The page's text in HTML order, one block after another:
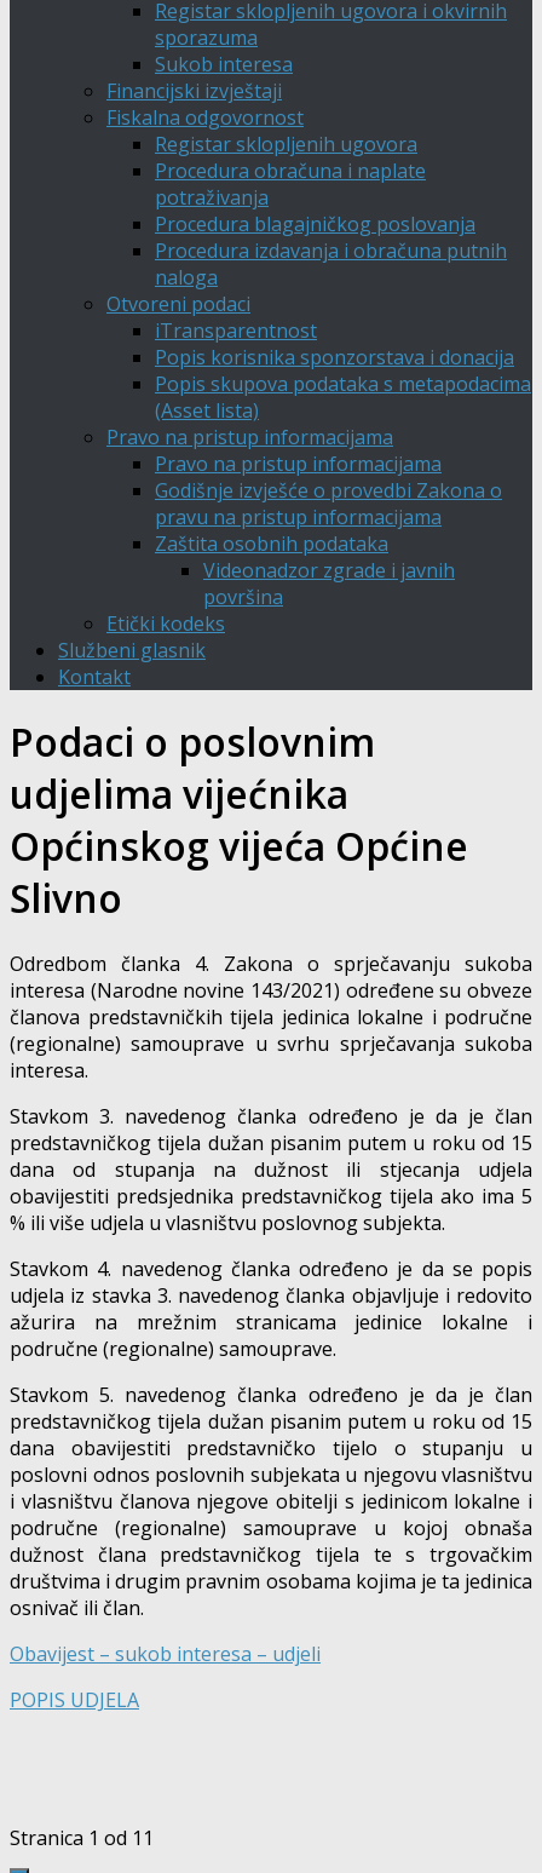
Registar sklopljenih ugovora i okvirnih
sporazuma
Sukob interesa
Financijski izvještaji
Fiskalna odgovornost
Registar sklopljenih ugovora
Procedura obračuna i naplate
potraživanja
Procedura blagajničkog poslovanja
Procedura izdavanja i obračuna putnih
naloga
Otvoreni podaci
iTransparentnost
Popis korisnika sponzorstava i donacija
Popis skupova podataka s metapodacima
(Asset lista)
Pravo na pristup informacijama
Pravo na pristup informacijama
Godišnje izvješće o provedbi Zakona o
pravu na pristup informacijama
Zaštita osobnih podataka
Videonadzor zgrade i javnih
površina
Etički kodeks
Službeni glasnik
Kontakt
Podaci o poslovnim
udjelima vijećnika
Općinskog vijeća Općine
Slivno
Odredbom članka 4. Zakona o sprječavanju sukoba
interesa (Narodne novine 143/2021) određene su obveze
članova predstavničkih tijela jedinica lokalne i područne
(regionalne) samouprave u svrhu sprječavanja sukoba
interesa.
Stavkom 3. navedenog članka određeno je da je član
predstavničkog tijela dužan pisanim putem u roku od 15
dana od stupanja na dužnost ili stjecanja udjela
obavijestiti predsjednika predstavničkog tijela ako ima 5
% ili više udjela u vlasništvu poslovnog subjekta.
Stavkom 4. navedenog članka određeno je da se popis
udjela iz stavka 3. navedenog članka objavljuje i redovito
ažurira na mrežnim stranicama jedinice lokalne i
područne (regionalne) samouprave.
Stavkom 5. navedenog članka određeno je da je član
predstavničkog tijela dužan pisanim putem u roku od 15
dana obavijestiti predstavničko tijelo o stupanju u
poslovni odnos poslovnih subjekata u njegovu vlasništvu
i vlasništvu članova njegove obitelji s jedinicom lokalne i
područne (regionalne) samouprave u kojoj obnaša
dužnost člana predstavničkog tijela te s trgovačkim
društvima i drugim pravnim osobama kojima je ta jedinica
osnivač ili član.
Obavijest – sukob interesa – udjeli
POPIS UDJELA
Stranica 1 od 1 1